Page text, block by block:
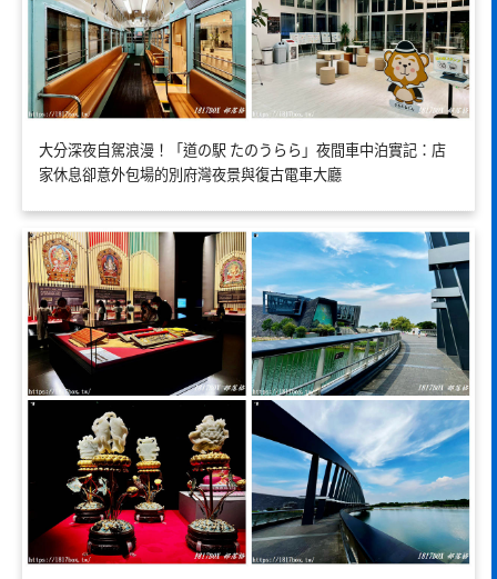
大分深夜自駕浪漫！「道の駅 たのうらら」夜間車中泊實記：店
家休息卻意外包場的別府灣夜景與復古電車大廳